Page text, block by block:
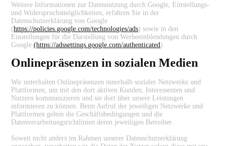
Weitere Informationen zur Datennutzung durch Google, Einstellungs-
und Widerspruchsmöglichkeiten, erfahren Sie in der
Datenschutzerklärung von Google
(https://policies.google.com/technologies/ads) sowie in den
Einstellungen für die Darstellung von Werbeeinblendungen durch
Google(https://adssettings.google.com/authenticated).
Onlinepräsenzen in sozialen Medien
Wir unterhalten Onlinepräsenzen innerhalb sozialer Netzwerke und
Plattformen, um mit den dort aktiven Kunden, Interessenten und
Nutzern kommunizieren und sie dort über unsere Leistungen
informieren zu können. Beim Aufruf der jeweiligen Netzwerke und
Plattformen gelten die Geschäftsbedingungen und die
Datenverarbeitungsrichtlinien deren jeweiligen Betreiber.
Soweit nicht anders im Rahmen unserer Datenschutzerklärung